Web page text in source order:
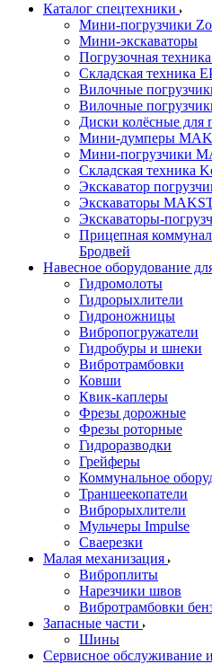
Каталог спецтехники
Мини-погрузчики
Мини-экскаваторы
Погрузочная
Складская техника
Вилочные
Вилочные
Диски колёсные для
Мини-думперы
Мини-погрузчики
Складская техника
Экскаватор
Экскаваторы
Экскаваторы-
Прицепная
Бродвей
Навесное оборудование
Гидромолоты
Гидрорыхлители
Гидроножницы
Вибропогружатели
Гидробуры и шнеки
Вибротрамбовки
Ковши
Квик-каплеры
Фрезы дорожные
Фрезы роторные
Гидроразводки
Грейферы
Коммунальное
Траншеекопатели
Виброрыхлители
Мульчеры Impulse
Сваерезки
Малая механизация
Виброплиты
Нарезчики швов
Вибротрамбовки
Запасные части
Шины
Сервисное обслуживание